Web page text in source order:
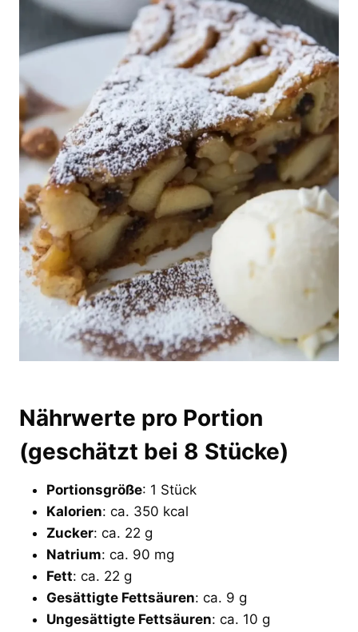
Nährwerte pro Portion
(geschätzt bei 8 Stücke)
Portionsgröße: 1 Stück
Kalorien: ca. 350 kcal
Zucker: ca. 22 g
Natrium: ca. 90 mg
Fett: ca. 22 g
Gesättigte Fettsäuren: ca. 9 g
Ungesättigte Fettsäuren: ca. 10 g